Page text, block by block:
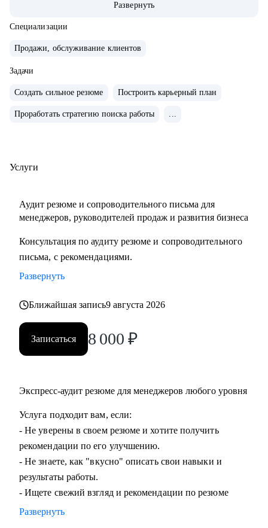
• Выстраивание направлений с нуля, регламенты, KPI,
мотивация.
процессов.
• Спикер-эксперт в Phoenix Education — бюро
образовательных проектов.
сопроводительное письмо.
• Определиться с карьерной целью.
уровня до руководителя подразделения.
команды.
сотрудником/руководителем.
Кому могу помочь:
• Специалистам всех уровней в области, операций,
определиться с дальнейшими шагами.
• Тем, кто только стал руководителем: как работать с
командой, выстраивать эффективные процессы,
мотивировать, как работать с заказчиками и
руководителями.
• Опытным руководителям, кто испытывает сложности в
работе с командой или не понимает как дальше расти.
Развернуть
Специализации
Продажи, обслуживание клиентов
Задачи
Создать сильное резюме Построить карьерный план
Проработать стратегию поиска работы ...
Услуги
Аудит резюме и сопроводительного письма для
менеджеров, руководителей продаж и развития бизнеса
Консультация по аудиту резюме и сопроводительного
письма, с рекомендациями.
Развернуть
Ближайшая запись9 августа 2026
Записаться 8 000 ₽
Экспресс-аудит резюме для менеджеров любого уровня
Услуга подходит вам, если:
- Не уверены в своем резюме и хотите получить
рекомендации по его улучшению.
- Не знаете, как "вкусно" описать свои навыки и
результаты работы.
- Ищете свежий взгляд и рекомендации по резюме
Развернуть